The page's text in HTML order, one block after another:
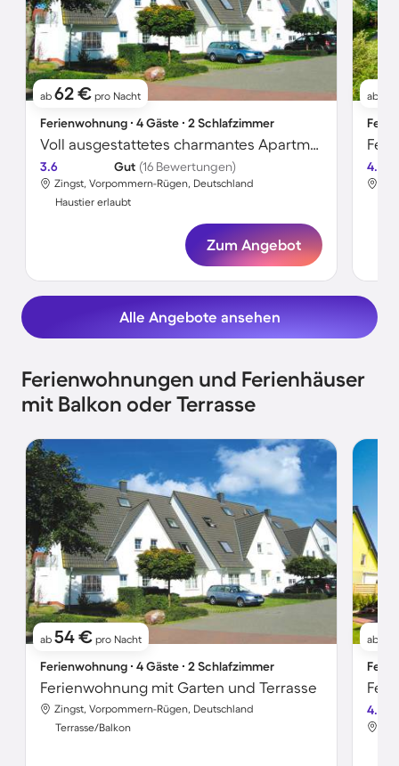
ab 62 € pro Nacht
Ferienwohnung ∙ 4 Gäste ∙ 2 Schlafzimmer
Voll ausgestattetes charmantes Apartment | Nah am Strand | Haustiere erlaubt
3.6 Gut (16 Bewertungen)
Zingst, Vorpommern-Rügen, Deutschland
Haustier erlaubt
Zum Angebot
ab
4.4
Alle Angebote ansehen
Ferienwohnungen und Ferienhäuser
mit Balkon oder Terrasse
ab 54 € pro Nacht
Ferienwohnung ∙ 4 Gäste ∙ 2 Schlafzimmer
Ferienwohnung mit Garten und Terrasse
Zingst, Vorpommern-Rügen, Deutschland
Terrasse/Balkon
ab
4.0